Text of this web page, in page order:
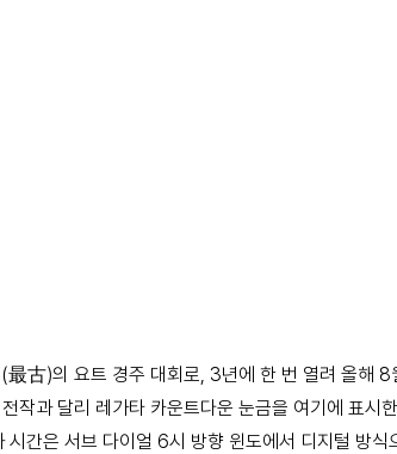
古)의 요트 경주 대회로, 3년에 한 번 열려 올해
작과 달리 레가타 카운트다운 눈금을 여기에 표시
간은 서브 다이얼 6시 방향 윈도에서 디지털 방식